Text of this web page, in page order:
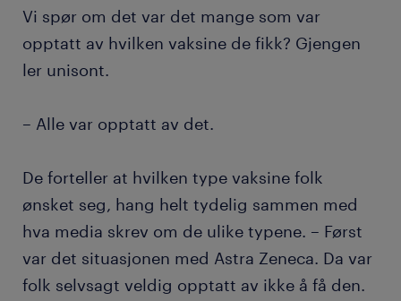
Vi spør om det var det mange som var
opptatt av hvilken vaksine de fikk? Gjengen
ler unisont.
– Alle var opptatt av det.
De forteller at hvilken type vaksine folk
ønsket seg, hang helt tydelig sammen med
hva media skrev om de ulike typene. – Først
var det situasjonen med Astra Zeneca. Da var
folk selvsagt veldig opptatt av ikke å få den.